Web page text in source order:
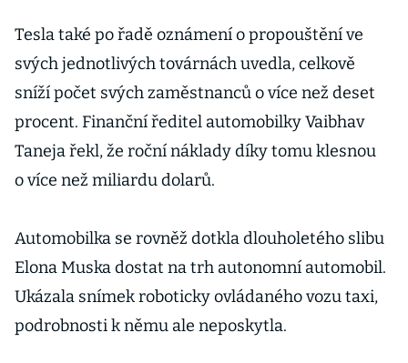
Tesla také po řadě oznámení o propouštění ve
svých jednotlivých továrnách uvedla, celkově
sníží počet svých zaměstnanců o více než deset
procent. Finanční ředitel automobilky Vaibhav
Taneja řekl, že roční náklady díky tomu klesnou
o více než miliardu dolarů.
Automobilka se rovněž dotkla dlouholetého slibu
Elona Muska dostat na trh autonomní automobil.
Ukázala snímek roboticky ovládaného vozu taxi,
podrobnosti k němu ale neposkytla.